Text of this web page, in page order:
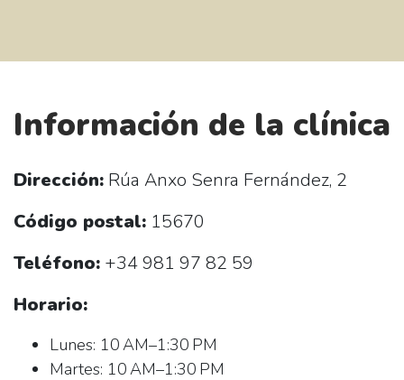
Información de la clínica
Dirección: Rúa Anxo Senra Fernández, 2
Código postal: 15670
Teléfono: +34 981 97 82 59
Horario:
Lunes: 10 AM–1:30 PM
Martes: 10 AM–1:30 PM